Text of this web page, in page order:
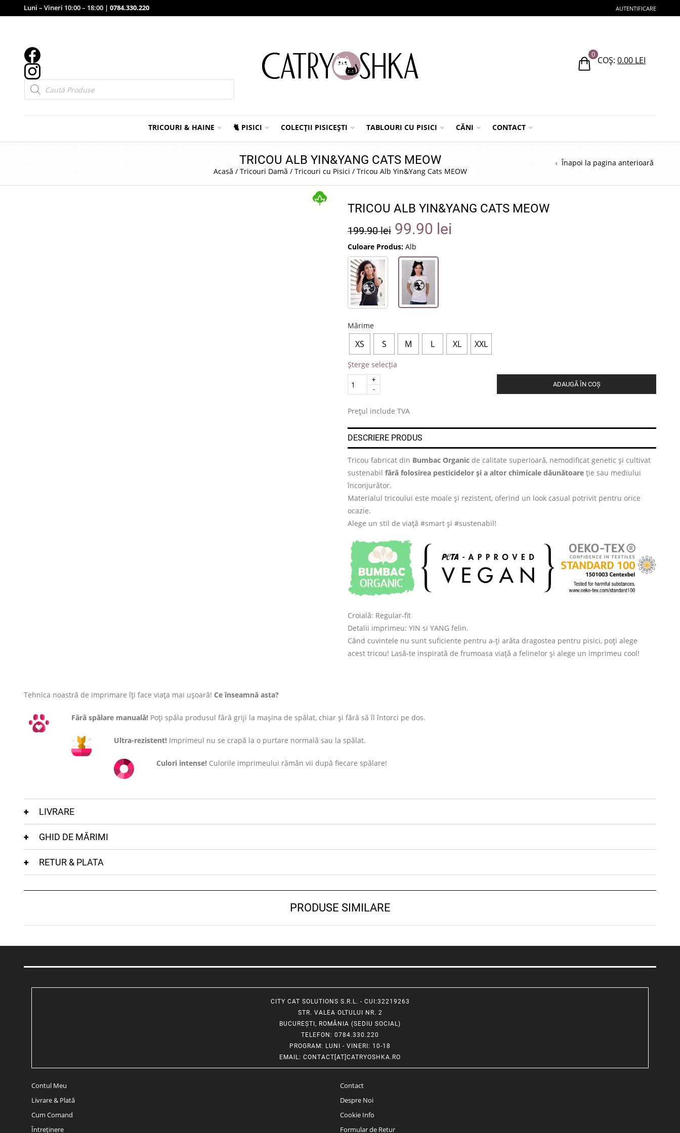
Luni – Vineri 10:00 – 18:00 | 0784.330.220 AUTENTIFICARE
Products
search
0
COȘ: 0.00 LEI
TRICOURI & HAINE 🐈 PISICI COLECȚII PISICEȘTI TABLOURI CU PISICI CĂNI CONTACT
TRICOU ALB YIN&YANG CATS MEOW
Acasă / Tricouri Damă / Tricouri cu Pisici / Tricou Alb Yin&Yang Cats MEOW
Înapoi la pagina anterioară
TRICOU ALB YIN&YANG CATS MEOW
199.90lei 99.90 lei
Culoare Produs: Alb
Mărime
XS S M L XL XXL
Șterge selecția
Quantity
ADAUGĂ ÎN COȘ
Prețul include TVA
DESCRIERE PRODUS
Tricou fabricat din Bumbac Organic de calitate superioară, nemodificat genetic și cultivat
sustenabil fără folosirea pesticidelor și a altor chimicale dăunătoare ție sau mediului
înconjurător.
Materialul tricoului este moale și rezistent, oferind un look casual potrivit pentru orice
ocazie.
Alege un stil de viață #smart și #sustenabil!
Croială: Regular-fit
Detalii imprimeu: YIN si YANG felin.
Când cuvintele nu sunt suficiente pentru a-ți arăta dragostea pentru pisici, poți alege
acest tricou! Lasă-te inspirată de frumoasa viață a felinelor și alege un imprimeu cool!
Tehnica noastră de imprimare îți face viața mai ușoară! Ce înseamnă asta?
Fără spălare manuală! Poți spăla produsul fără griji la mașina de spălat, chiar și fără să îl întorci pe dos.
Ultra-rezistent! Imprimeul nu se crapă la o purtare normală sau la spălat.
Culori intense! Culorile imprimeului rămân vii după fiecare spălare!
LIVRARE
GHID DE MĂRIMI
RETUR & PLATA
PRODUSE SIMILARE
CITY CAT SOLUTIONS S.R.L. - CUI:32219263
STR. VALEA OLTULUI NR. 2
BUCUREȘTI, ROMÂNIA (SEDIU SOCIAL)
TELEFON: 0784.330.220
PROGRAM: LUNI - VINERI: 10-18
EMAIL: CONTACT[AT]CATRYOSHKA.RO
Contul Meu
Livrare & Plată
Cum Comand
Întreținere
Contact
Despre Noi
Cookie Info
Formular de Retur